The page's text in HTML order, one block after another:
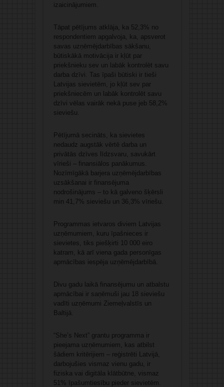
izaicinājumiem.
Tāpat pētījums atklāja, ka 52,3% no
respondentiem apgalvoja, ka, apsverot
savas uzņēmējdarbības sākšanu,
būtiskākā motivācija ir kļūt par
priekšnieku sev un labāk kontrolēt savu
darba dzīvi. Tas īpaši būtiski ir tieši
Latvijas sievietēm, jo kļūt sev par
priekšniecēm un labāk kontrolēt savu
dzīvi vēlas vairāk nekā puse jeb 58,2%
sieviešu.
Pētījumā secināts, ka sievietes
nedaudz augstāk vērtē darba un
privātās dzīves līdzsvaru, savukārt
vīrieši – finansiālos panākumus.
Nozīmīgākā barjera uzņēmējdarbības
uzsākšanai ir finansējuma
nodrošinājums – to kā galveno šķērsli
min 41,7% sieviešu un 36,3% vīriešu.
Programmas ietvaros diviem Latvijas
uzņēmumiem, kuru īpašnieces ir
sievietes, tiks piešķirti 10 000 eiro
katram, kā arī viena gada personīgas
apmācības iespēja uzņēmējdarbībā.
Divu gadu laikā finansējumu un atbalstu
apmācībai ir saņēmuši jau 18 sieviešu
vadīti uzņēmumi Ziemeļvalstīs un
Baltijā.
“She’s Next” grantu programma ir
pieejama uzņēmumiem, kas atbilst
šādiem kritērijiem – reģistrēti Latvijā,
darbojušies vismaz vienu gadu, ir
fiziska vai digitāla klātbūtne, vismaz
51% īpašumtiesību pieder sievietēm.